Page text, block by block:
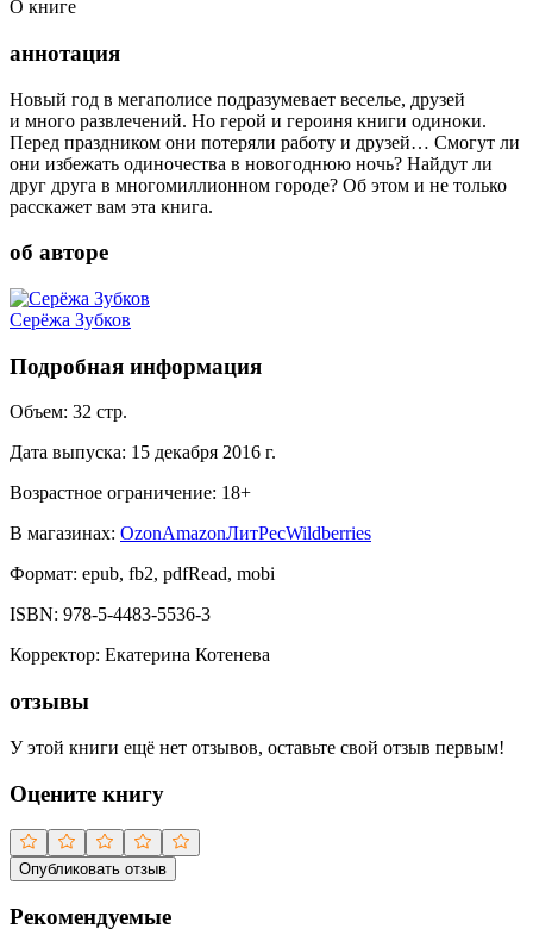
О книге
аннотация
Новый год в мегаполисе подразумевает веселье, друзей
и много развлечений. Но герой и героиня книги одиноки.
Перед праздником они потеряли работу и друзей… Смогут ли
они избежать одиночества в новогоднюю ночь? Найдут ли
друг друга в многомиллионном городе? Об этом и не только
расскажет вам эта книга.
об авторе
Серёжа Зубков
Подробная информация
Объем: 32 стр.
Дата выпуска: 15 декабря 2016 г.
Возрастное ограничение: 18+
В магазинах: OzonAmazonЛитРесWildberries
Формат: epub, fb2, pdfRead, mobi
ISBN: 978-5-4483-5536-3
Корректор: Екатерина Котенева
отзывы
У этой книги ещё нет отзывов, оставьте свой отзыв первым!
Оцените книгу
Опубликовать отзыв
Рекомендуемые